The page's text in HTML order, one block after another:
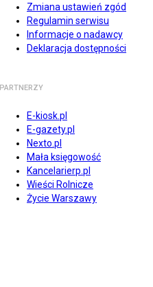
Zmiana ustawień zgód
Regulamin serwisu
Informacje o nadawcy
Deklaracja dostępności
PARTNERZY
E-kiosk.pl
E-gazety.pl
Nexto.pl
Mała księgowość
Kancelarierp.pl
Wieści Rolnicze
Życie Warszawy